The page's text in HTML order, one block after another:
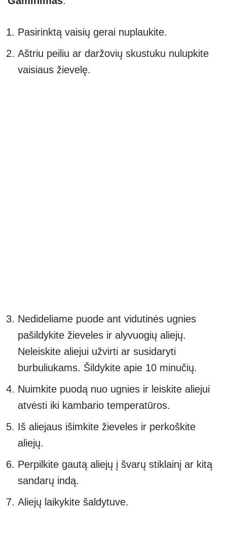
Pasirinktą vaisių gerai nuplaukite.
Aštriu peiliu ar daržovių skustuku nulupkite
vaisiaus žievelę.
Nedideliame puode ant vidutinės ugnies
pašildykite žieveles ir alyvuogių aliejų.
Neleiskite aliejui užvirti ar susidaryti
burbuliukams. Šildykite apie 10 minučių.
Nuimkite puodą nuo ugnies ir leiskite aliejui
atvėsti iki kambario temperatūros.
Iš aliejaus išimkite žieveles ir perkoškite
aliejų.
Perpilkite gautą aliejų į švarų stiklainį ar kitą
sandarų indą.
Aliejų laikykite šaldytuve.